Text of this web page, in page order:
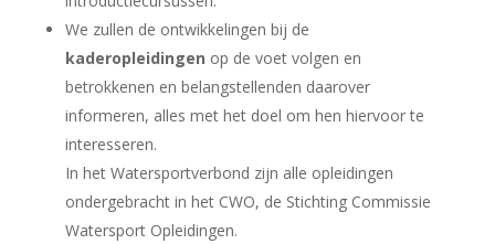
We zullen de ontwikkelingen bij de
kaderopleidingen op de voet volgen en
betrokkenen en belangstellenden daarover
informeren, alles met het doel om hen hiervoor te
interesseren.
In het Watersportverbond zijn alle opleidingen
ondergebracht in het CWO, de Stichting Commissie
Watersport Opleidingen.